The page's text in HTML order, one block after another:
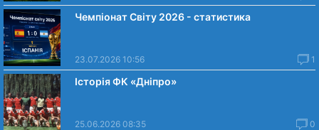
Чемпіонат Світу 2026 - статистика
23.07.2026 10:56 1
Історія ФК «Дніпро»
25.06.2026 08:35 0